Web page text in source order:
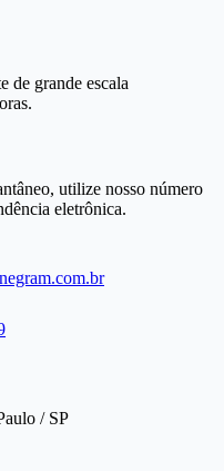
de grande escala
utilize nosso número
eletrônica.
/ SP